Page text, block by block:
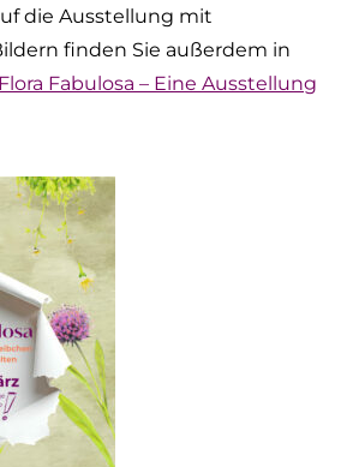
die Ausstellung mit
finden Sie außerdem in
Flora Fabulosa – Eine Ausstellung